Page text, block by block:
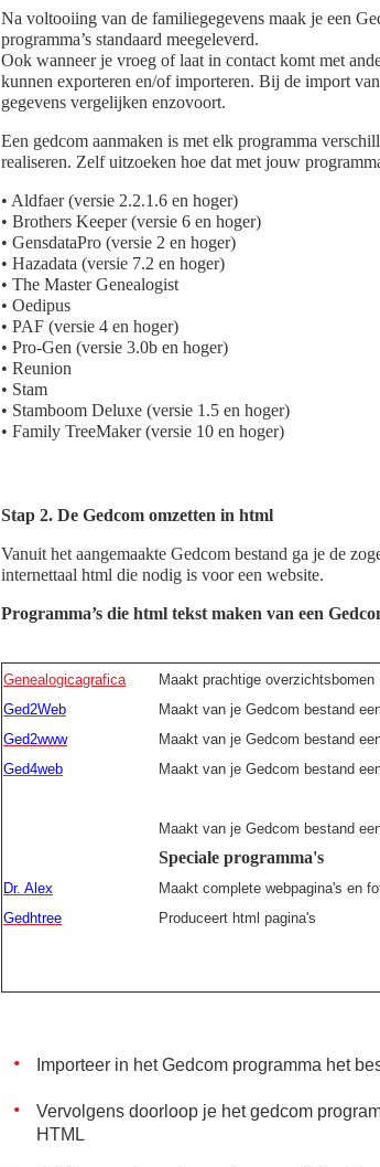
Na voltooiing van de familiegegevens maak je een
programma’s standaard meegeleverd.
Ook wanneer je vroeg of laat in contact komt met
kunnen exporteren en/of importeren. Bij de import
gegevens vergelijken enzovoort.
Een gedcom aanmaken is met elk programma
realiseren. Zelf uitzoeken hoe dat met jouw
• Aldfaer (versie 2.2.1.6 en hoger)
• Brothers Keeper (versie 6 en hoger)
• GensdataPro (versie 2 en hoger)
• Hazadata (versie 7.2 en hoger)
• The Master Genealogist
• Oedipus
• PAF (versie 4 en hoger)
• Pro-Gen (versie 3.0b en hoger)
• Reunion
• Stam
• Stamboom Deluxe (versie 1.5 en hoger)
• Family TreeMaker (versie 10 en hoger)
Stap 2. De Gedcom omzetten in html
Vanuit het aangemaakte Gedcom bestand ga je de
internettaal html die nodig is voor een website.
Programma’s die html tekst maken van een
Genealogicagrafica
Maakt prachtige overzichtsbomen
Ged2Web
Maakt van je Gedcom bestand
Ged2www
Maakt van je Gedcom bestand
Ged4web
Maakt van je Gedcom bestand
Maakt van je Gedcom bestand
Speciale programma's
Dr. Alex
Maakt complete webpagina's en
Gedhtree
Produceert html pagina's
Importeer in het Gedcom programma het
Vervolgens doorloop je het gedcom
HTML